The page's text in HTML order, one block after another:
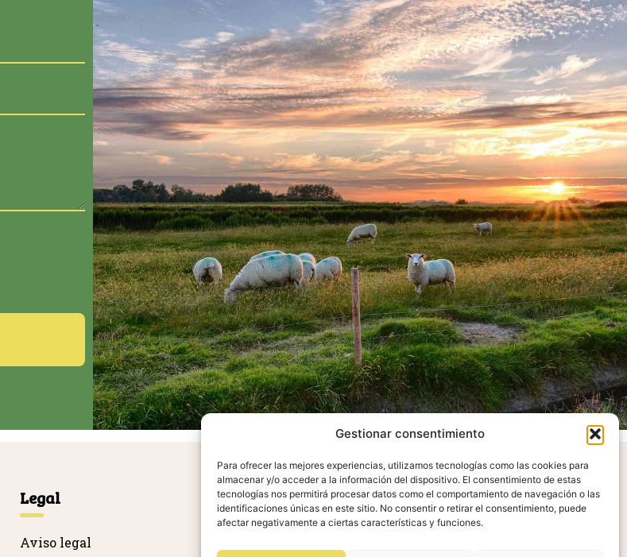
Gestionar consentimiento
Para ofrecer las mejores experiencias, utilizamos tecnologías como las cookies para
almacenar y/o acceder a la información del dispositivo. El consentimiento de estas
tecnologías nos permitirá procesar datos como el comportamiento de navegación o las
identificaciones únicas en este sitio. No consentir o retirar el consentimiento, puede
afectar negativamente a ciertas características y funciones.
Legal
Aviso legal
Agradecimientos